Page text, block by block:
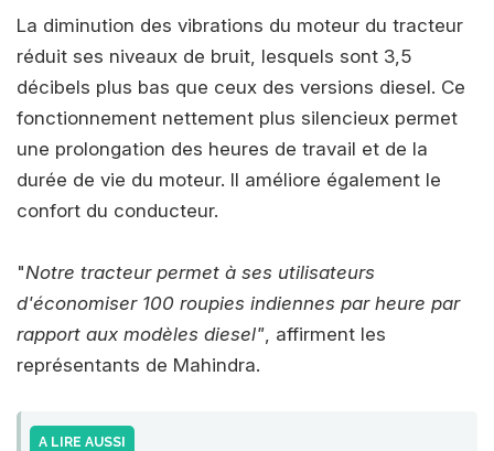
La diminution des vibrations du moteur du tracteur
réduit ses niveaux de bruit, lesquels sont 3,5
décibels plus bas que ceux des versions diesel. Ce
fonctionnement nettement plus silencieux permet
une prolongation des heures de travail et de la
durée de vie du moteur. Il améliore également le
confort du conducteur.
"Notre tracteur permet à ses utilisateurs
d'économiser 100 roupies indiennes par heure par
rapport aux modèles diesel" , affirment les
représentants de Mahindra.
A LIRE AUSSI